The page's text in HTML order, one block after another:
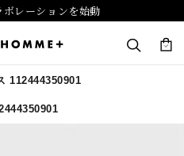
ボレーションを始動
キーワードで検索する
112444350901